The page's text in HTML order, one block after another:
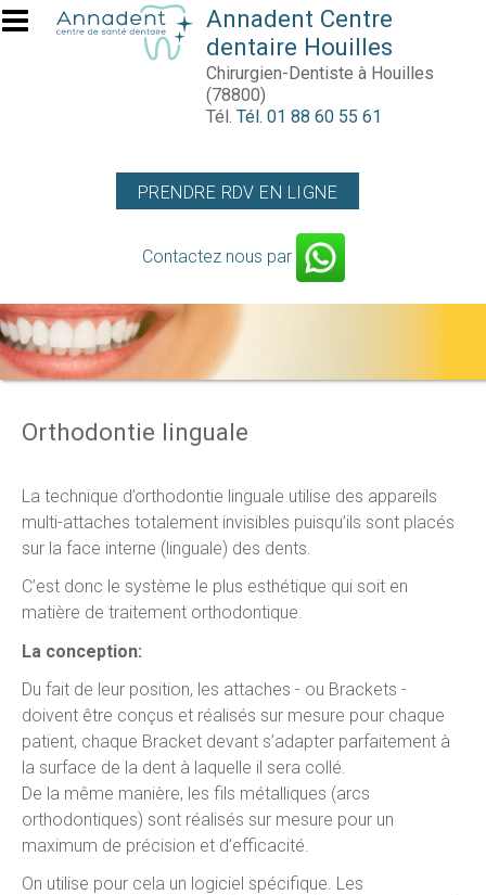
Aller au contenu principal
Annadent Centre
dentaire Houilles
Chirurgien-Dentiste à Houilles
(78800)
Tél.Tél. 01 88 60 55 61
PRENDRE RDV EN LIGNE
Contactez nous par
Orthodontie linguale
La technique d’orthodontie linguale utilise des appareils
multi-attaches totalement invisibles puisqu’ils sont placés
sur la face interne (linguale) des dents.
C’est donc le système le plus esthétique qui soit en
matière de traitement orthodontique.
La conception:
Du fait de leur position, les attaches - ou Brackets -
doivent être conçus et réalisés sur mesure pour chaque
patient, chaque Bracket devant s’adapter parfaitement à
la surface de la dent à laquelle il sera collé.
De la même manière, les fils métalliques (arcs
orthodontiques) sont réalisés sur mesure pour un
maximum de précision et d’efficacité.
On utilise pour cela un logiciel spécifique. Les